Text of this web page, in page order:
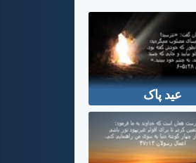
عید پاک